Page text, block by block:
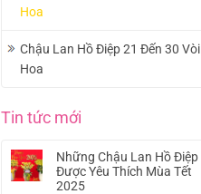
Hoa
Chậu Lan Hồ Điệp 21 Đến 30 Vòi
Hoa
Tin tức mới
Những Chậu Lan Hồ Điệp
Được Yêu Thích Mùa Tết
2025